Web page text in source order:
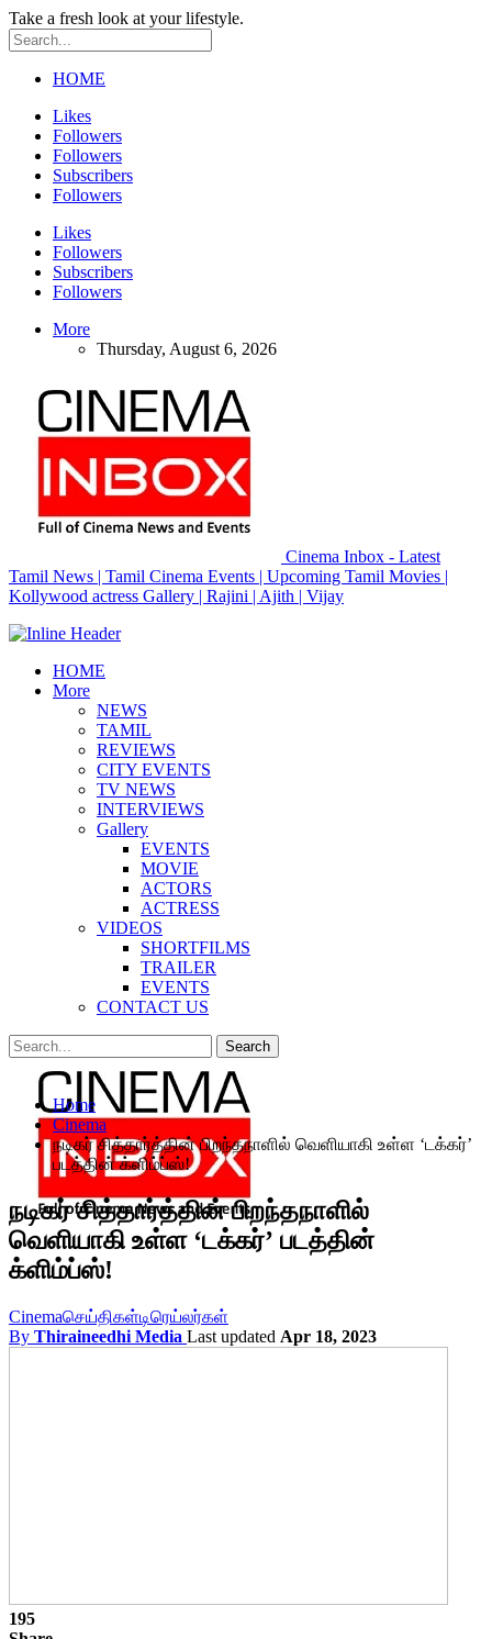
Take a fresh look at your lifestyle.
HOME
Likes
Followers
Followers
Subscribers
Followers
Likes
Followers
Subscribers
Followers
More
Thursday, August 6, 2026
Cinema Inbox - Latest
Tamil News | Tamil Cinema Events | Upcoming Tamil Movies |
Kollywood actress Gallery | Rajini | Ajith | Vijay
HOME
More
NEWS
TAMIL
REVIEWS
CITY EVENTS
TV NEWS
INTERVIEWS
Gallery
EVENTS
MOVIE
ACTORS
ACTRESS
VIDEOS
SHORTFILMS
TRAILER
EVENTS
CONTACT US
Categories
Tags Home
Cinema
நடிகர் சித்தார்த்தின் பிறந்தநாளில் வெளியாகி உள்ள ‘டக்கர்’
படத்தின் க்ளிம்ப்ஸ்!
நடிகர் சித்தார்த்தின் பிறந்தநாளில்
வெளியாகி உள்ள ‘டக்கர்’ படத்தின்
க்ளிம்ப்ஸ்!
Cinemaசெய்திகள்டிரெய்லர்கள்
By Thiraineedhi Media Last updated Apr 18, 2023
195